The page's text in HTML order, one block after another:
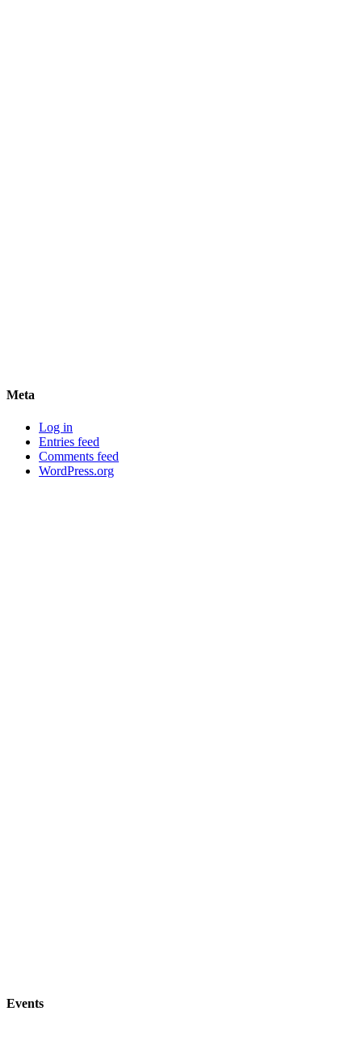
Meta
Log in
Entries feed
Comments feed
WordPress.org
Events